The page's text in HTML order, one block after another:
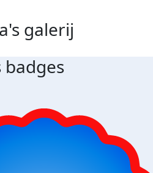
galerij
badges